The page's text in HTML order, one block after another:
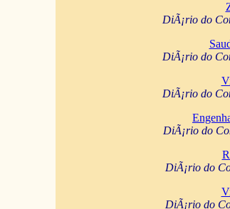
DiÃ¡rio do
DiÃ¡rio do
DiÃ¡rio do
DiÃ¡rio do
DiÃ¡rio do
DiÃ¡rio do